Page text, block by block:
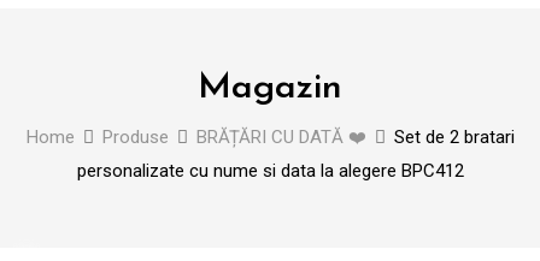
Magazin
Home Produse BRĂȚĂRI CU DATĂ ❤️
Set de 2 bratari
personalizate cu nume si data la alegere BPC412